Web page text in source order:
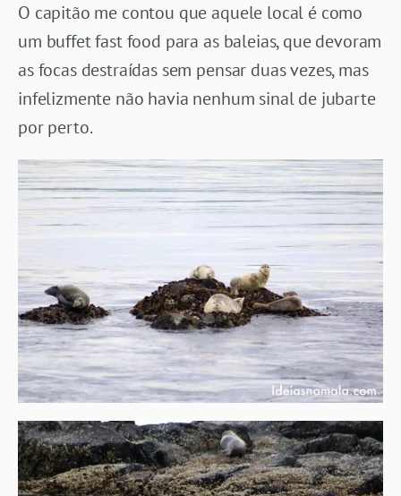
O capitão me contou que aquele local é como
um buffet fast food para as baleias, que devoram
as focas destraídas sem pensar duas vezes, mas
infelizmente não havia nenhum sinal de jubarte
por perto.